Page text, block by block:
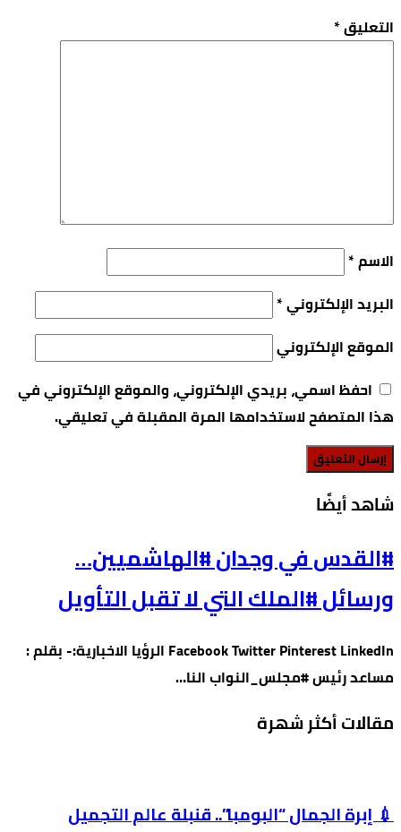
التعليق*
الاسم*
البريد الإلكتروني*
الموقع الإلكتروني
احفظ اسمي، بريدي الإلكتروني، والموقع الإلكتروني في
هذا المتصفح لاستخدامها المرة المقبلة في تعليقي.
‫شاهد أيضًا‬
#القدس في وجدان #الهاشميين…
ورسائل #الملك التي لا تقبل التأويل
Facebook Twitter Pinterest LinkedIn الرؤيا الاخبارية:- بقلم :
مساعد رئيس #مجلس_النواب النا…
مقالات أكثر شهرة
💉 إبرة الجمال “البومبا”.. قنبلة عالم التجميل